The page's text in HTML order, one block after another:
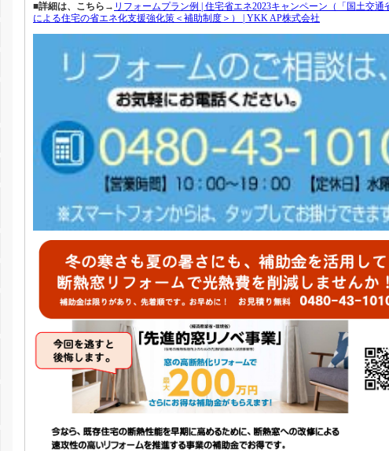
■詳細は、こちら→ リフォームプラン例 | 住宅省エネ2023キャンペーン（「国土交
による住宅の省エネ化支援強化策＜補助制度＞） | YKK AP株式会社